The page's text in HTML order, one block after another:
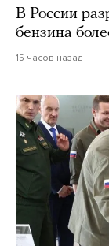
В России
бензина
15 часов назад